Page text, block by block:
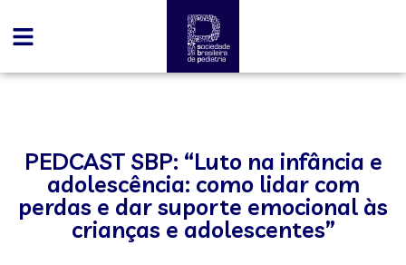
PEDCAST SBP: “Luto na infância e
adolescência: como lidar com
perdas e dar suporte emocional às
crianças e adolescentes”